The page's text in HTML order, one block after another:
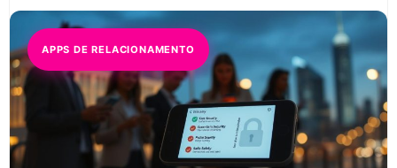
APPS DE RELACIONAMENTO